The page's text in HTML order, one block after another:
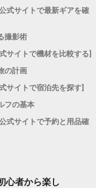
公式サイトで最新ギアを確
撮影術
サイトで機材を比較する]
の計画
サイトで宿泊先を探す]
フの基本
公式サイトで予約と用品確
心者から楽し